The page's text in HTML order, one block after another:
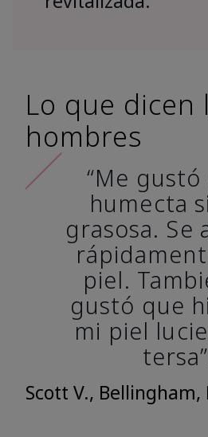
Lo que dicen
hombres
“Me
humecta
grasosa. Se
piel.
gustó que
mi piel
Scott V., Bellingham,